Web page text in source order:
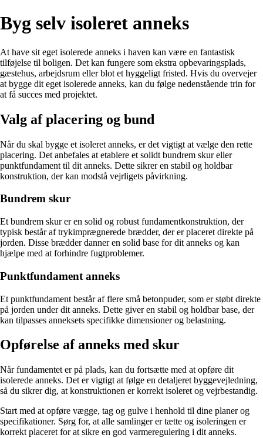
Byg selv isoleret anneks
At have sit eget isolerede anneks i haven kan være en fantastisk
tilføjelse til boligen. Det kan fungere som ekstra opbevaringsplads,
gæstehus, arbejdsrum eller blot et hyggeligt fristed. Hvis du overvejer
at bygge dit eget isolerede anneks, kan du følge nedenstående trin for
at få succes med projektet.
Valg af placering og bund
Når du skal bygge et isoleret anneks, er det vigtigt at vælge den rette
placering. Det anbefales at etablere et solidt bundrem skur eller
punktfundament til dit anneks. Dette sikrer en stabil og holdbar
konstruktion, der kan modstå vejrligets påvirkning.
Bundrem skur
Et bundrem skur er en solid og robust fundamentkonstruktion, der
typisk består af trykimprægnerede brædder, der er placeret direkte på
jorden. Disse brædder danner en solid base for dit anneks og kan
hjælpe med at forhindre fugtproblemer.
Punktfundament anneks
Et punktfundament består af flere små betonpuder, som er støbt direkte
på jorden under dit anneks. Dette giver en stabil og holdbar base, der
kan tilpasses anneksets specifikke dimensioner og belastning.
Opførelse af anneks med skur
Når fundamentet er på plads, kan du fortsætte med at opføre dit
isolerede anneks. Det er vigtigt at følge en detaljeret byggevejledning,
så du sikrer dig, at konstruktionen er korrekt isoleret og vejrbestandig.
Start med at opføre vægge, tag og gulve i henhold til dine planer og
specifikationer. Sørg for, at alle samlinger er tætte og isoleringen er
korrekt placeret for at sikre en god varmeregulering i dit anneks.